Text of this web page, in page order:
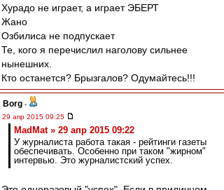
Хурадо не играет, а играет ЭБЕРТ
Жано
Озбилиса не подпускает
Те, кого я перечислил наголову сильнее
нынешних.
Кто останется? Брызгалов? Одумайтесь!!!
Borg -
29 апр 2015 09:25
MadMat » 29 апр 2015 09:22
У журналиста работа такая - рейтинги газеты
обеспечивать. Особенно при таком "жирном"
интервью. Это журналистский успех.